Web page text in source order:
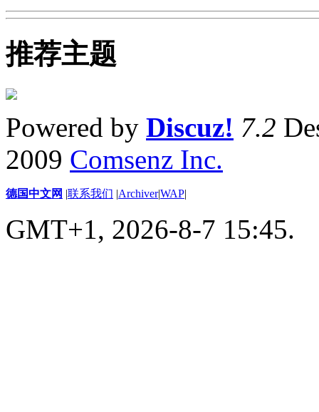
推荐主题
Powered by Discuz! 7.2
2009 Comsenz Inc.
德国中文网 |联系我们 |Archiver|WAP|
GMT+1, 2026-8-7 15:45.